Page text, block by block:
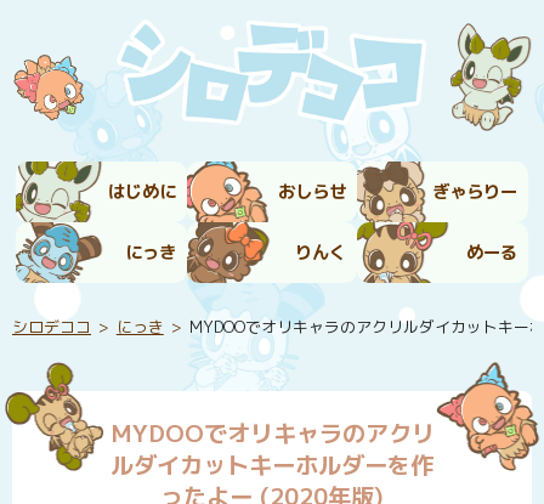
はじめに おしらせ ぎゃらりー
にっき りんく めーる
シロデココ にっき MYDOOでオリキャラのアクリルダイカットキー
MYDOOでオリキャラのアクリ
ルダイカットキーホルダーを作
ったよー (2020年版)